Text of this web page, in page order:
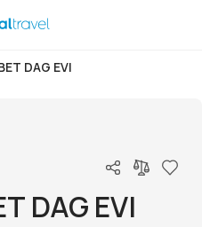
DAG EVI
DAG EVI